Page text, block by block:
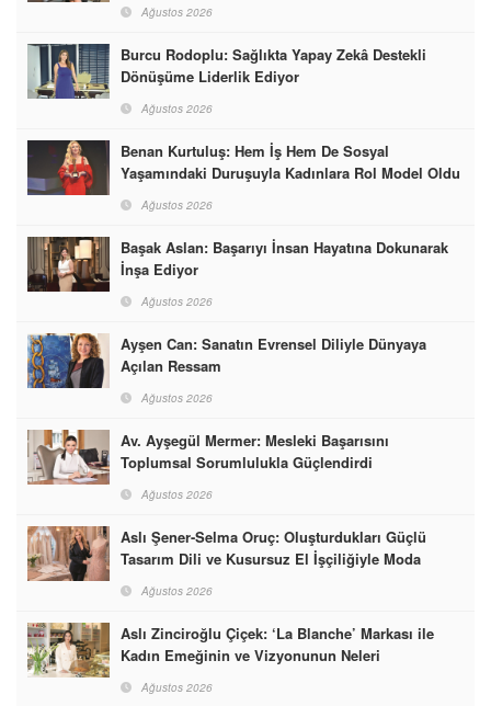
Ağustos 2026
Burcu Rodoplu: Sağlıkta Yapay Zekâ Destekli
Dönüşüme Liderlik Ediyor
Ağustos 2026
Benan Kurtuluş: Hem İş Hem De Sosyal
Yaşamındaki Duruşuyla Kadınlara Rol Model Oldu
Ağustos 2026
Başak Aslan: Başarıyı İnsan Hayatına Dokunarak
İnşa Ediyor
Ağustos 2026
Ayşen Can: Sanatın Evrensel Diliyle Dünyaya
Açılan Ressam
Ağustos 2026
Av. Ayşegül Mermer: Mesleki Başarısını
Toplumsal Sorumlulukla Güçlendirdi
Ağustos 2026
Aslı Şener-Selma Oruç: Oluşturdukları Güçlü
Tasarım Dili ve Kusursuz El İşçiliğiyle Moda
Dünyasına İmzalarını Attılar
Ağustos 2026
Aslı Zinciroğlu Çiçek: ‘La Blanche’ Markası ile
Kadın Emeğinin ve Vizyonunun Neleri
Başarabileceğinin En Güzel Örneğini Sunuyor
Ağustos 2026